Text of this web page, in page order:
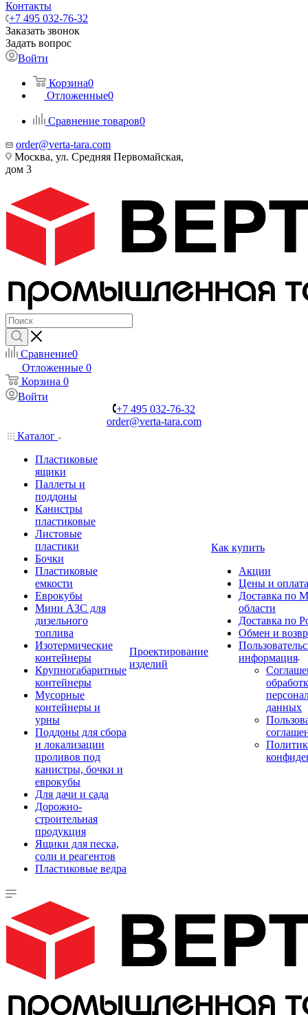
Контакты
+7 495 032-76-32
Заказать звонок
Задать вопрос
Войти
Корзина0
Отложенные0
Сравнение товаров0
order@verta-tara.com
Москва, ул. Средняя Первомайская,
дом 3
Сравнение0
Отложенные 0
Корзина 0
Войти
+7 495 032-76-32
order@verta-tara.com
Каталог
Пластиковые
ящики
Паллеты и
поддоны
Канистры
пластиковые
Листовые
пластики
Бочки
Пластиковые
емкости
Еврокубы
Мини АЗС для
дизельного
топлива
Изотермические
контейнеры
Крупногабаритные
контейнеры
Мусорные
контейнеры и
урны
Поддоны для сбора
и локализации
проливов под
канистры, бочки и
еврокубы
Для дачи и сада
Дорожно-
строительная
продукция
Ящики для песка,
соли и реагентов
Пластиковые ведра
Проектирование
изделий
Как купить
Акции
Цены и оплата
Доставка по
области
Доставка по
Обмен и
информация
данных